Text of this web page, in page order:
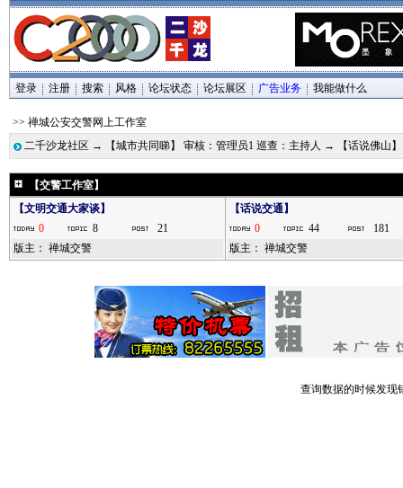
登录 注册 搜索 风格 论坛状态 论坛展区 广告业务 我能做什么
>> 禅城公安交警网上工作室
二千沙龙社区 → 【城市共同睇】 审核：管理员1 巡查：主持人 → 【话说佛山】
【交警工作室】
【文明交通大家谈】
0
8
21
版主： 禅城交警
【话说交通】
0
44
181
版主： 禅城交警
查询数据的时候发现